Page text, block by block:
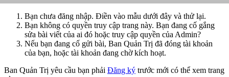
Bạn chưa đăng nhập. Điền vào mẫu dưới đây và thử lại.
Bạn không có quyền truy cập trang này. Bạn đang cố gắng
sửa bài viết của ai đó hoặc truy cập quyền của Admin?
Nếu bạn đang cố gửi bài, Ban Quản Trị đã đóng tài khoản
của bạn, hoặc tài khoản đang chờ kích hoạt.
Ban Quản Trị yêu cầu bạn phải Đăng ký trước mới có thể xem trang